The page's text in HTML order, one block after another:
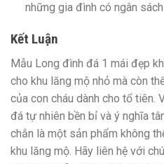
những gia đình có ngân
Kết Luận
Mẫu Long đình đá 1 mái đẹp
cho khu lăng mộ nhỏ mà còn
của con cháu dành cho tổ tiên.
đá tự nhiên bền bỉ và ý nghĩa
chắn là một sản phẩm không
khu lăng mộ. Hãy liên hệ với